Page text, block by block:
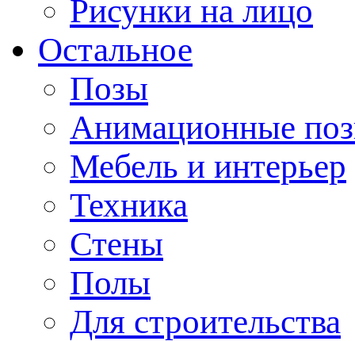
Рисунки на лицо
Остальное
Позы
Анимационные
Мебель и интерьер
Техника
Стены
Полы
Для строительства